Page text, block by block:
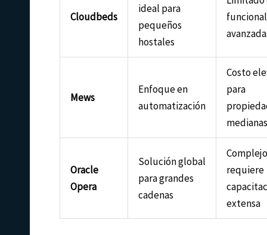
Cloudbeds
ideal para
pequeños
hostales
Mews
Enfoque en
automatización
Costo
para
medianas
Oracle
Opera
Solución global
para grandes
cadenas
requiere
extensa